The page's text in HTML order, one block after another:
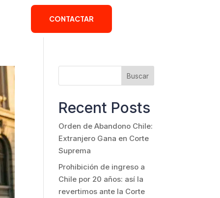
CONTACTAR
Buscar
Recent Posts
Orden de Abandono Chile:
Extranjero Gana en Corte
Suprema
Prohibición de ingreso a
Chile por 20 años: así la
revertimos ante la Corte